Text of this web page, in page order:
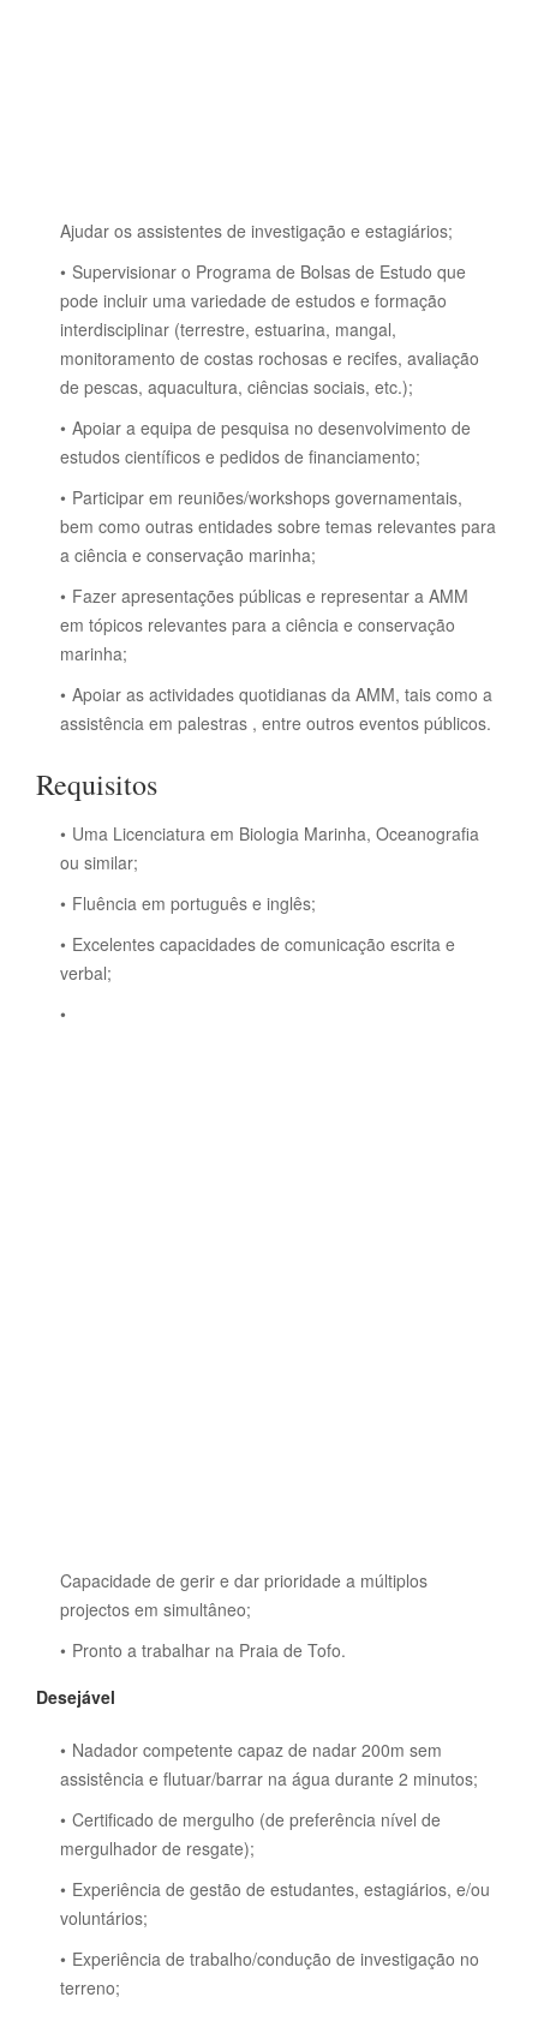
Ajudar os assistentes de investigação e estagiários;
Supervisionar o Programa de Bolsas de Estudo que
pode incluir uma variedade de estudos e formação
interdisciplinar (terrestre, estuarina, mangal,
monitoramento de costas rochosas e recifes, avaliação
de pescas, aquacultura, ciências sociais, etc.);
Apoiar a equipa de pesquisa no desenvolvimento de
estudos científicos e pedidos de financiamento;
Participar em reuniões/workshops governamentais,
bem como outras entidades sobre temas relevantes para
a ciência e conservação marinha;
Fazer apresentações públicas e representar a AMM
em tópicos relevantes para a ciência e conservação
marinha;
Apoiar as actividades quotidianas da AMM, tais como a
assistência em palestras , entre outros eventos públicos.
Requisitos
Uma Licenciatura em Biologia Marinha, Oceanografia
ou similar;
Fluência em português e inglês;
Excelentes capacidades de comunicação escrita e
verbal;
Capacidade de gerir e dar prioridade a múltiplos
projectos em simultâneo;
Pronto a trabalhar na Praia de Tofo.
Desejável
Nadador competente capaz de nadar 200m sem
assistência e flutuar/barrar na água durante 2 minutos;
Certificado de mergulho (de preferência nível de
mergulhador de resgate);
Experiência de gestão de estudantes, estagiários, e/ou
voluntários;
Experiência de trabalho/condução de investigação no
terreno;